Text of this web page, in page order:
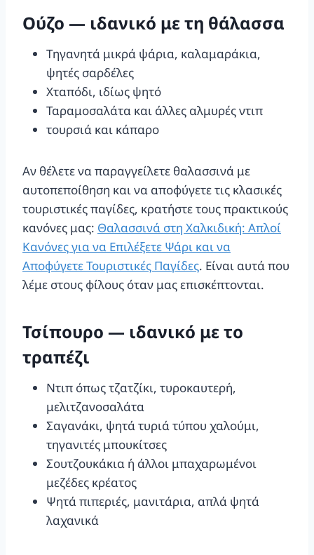
Ούζο — ιδανικό με τη θάλασσα
Τηγανητά μικρά ψάρια, καλαμαράκια,
ψητές σαρδέλες
Χταπόδι, ιδίως ψητό
Ταραμοσαλάτα και άλλες αλμυρές ντιπ
τουρσιά και κάπαρο
Αν θέλετε να παραγγείλετε θαλασσινά με
αυτοπεποίθηση και να αποφύγετε τις κλασικές
τουριστικές παγίδες, κρατήστε τους πρακτικούς
κανόνες μας: Θαλασσινά στη Χαλκιδική: Απλοί
Κανόνες για να Επιλέξετε Ψάρι και να
Αποφύγετε Τουριστικές Παγίδες. Είναι αυτά που
λέμε στους φίλους όταν μας επισκέπτονται.
Τσίπουρο — ιδανικό με το
τραπέζι
Ντιπ όπως τζατζίκι, τυροκαυτερή,
μελιτζανοσαλάτα
Σαγανάκι, ψητά τυριά τύπου χαλούμι,
τηγανιτές μπουκίτσες
Σουτζουκάκια ή άλλοι μπαχαρωμένοι
μεζέδες κρέατος
Ψητά πιπεριές, μανιτάρια, απλά ψητά
λαχανικά